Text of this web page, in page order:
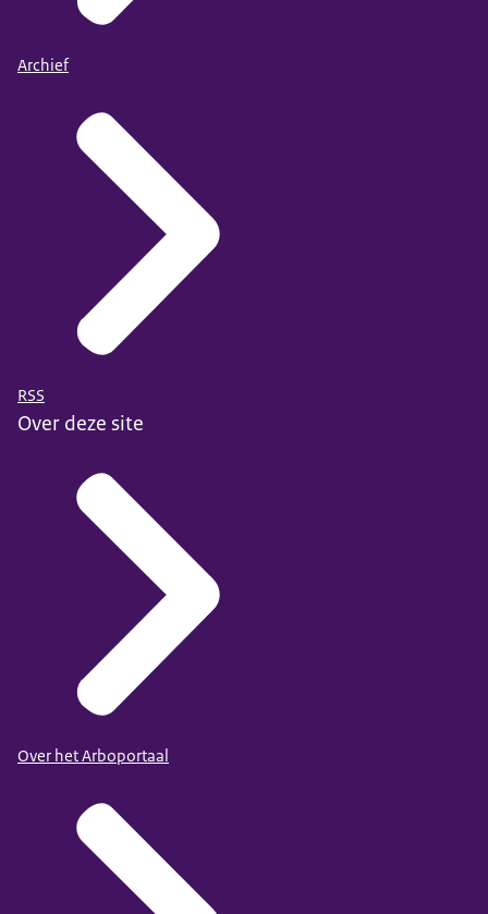
Archief
RSS
Over deze site
Over het Arboportaal